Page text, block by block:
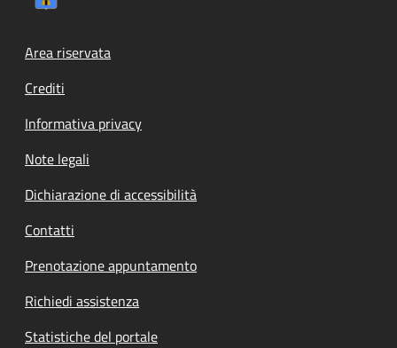
Footer menu
Area riservata
Crediti
Informativa privacy
Note legali
Dichiarazione di accessibilità
Contatti
Prenotazione appuntamento
Richiedi assistenza
Statistiche del portale